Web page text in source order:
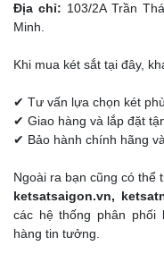
Địa chỉ: 103/2A Trần
Minh.
Khi mua két sắt tại đây,
✔ Tư vấn lựa chọn két
✔ Giao hàng và lắp đặt
✔ Bảo hành chính hãng
Ngoài ra bạn cũng có thể
ketsatsaigon.vn,
các hệ thống phân phối
hàng tin tưởng.